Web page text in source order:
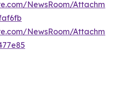
NewsRoom/
NewsRoom/